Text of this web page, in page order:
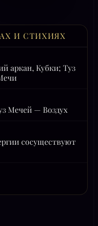
И СТИХИЯХ
аркан, Кубки; Туз
Мечей — Воздух
сосуществуют